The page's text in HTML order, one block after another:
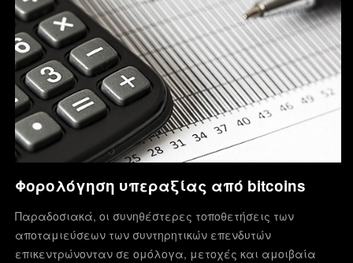
Φορολόγηση υπεραξίας από bitcoins
Παραδοσιακά, οι συνηθέστερες τοποθετήσεις των
αποταμιεύσεων των συντηρητικών επενδυτών
επικεντρώνονταν σε ομόλογα, μετοχές και αμοιβαία